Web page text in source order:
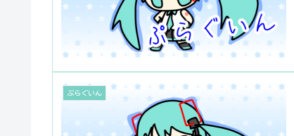
ぷらぐいん